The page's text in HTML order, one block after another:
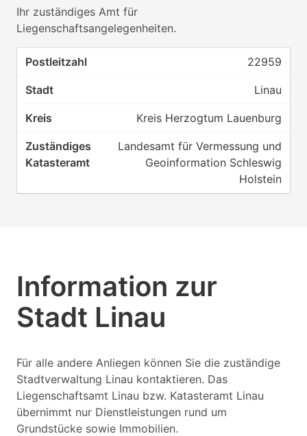
Ihr zuständiges Amt für
Liegenschaftsangelegenheiten.
22959
Linau
Kreis Herzogtum Lauenburg
Landesamt für Vermessung und
Geoinformation Schleswig
Holstein
Information zur
Stadt Linau
Für alle andere Anliegen können Sie die zuständige
Stadtverwaltung Linau kontaktieren. Das
Liegenschaftsamt Linau bzw. Katasteramt Linau
übernimmt nur Dienstleistungen rund um
Grundstücke sowie Immobilien.